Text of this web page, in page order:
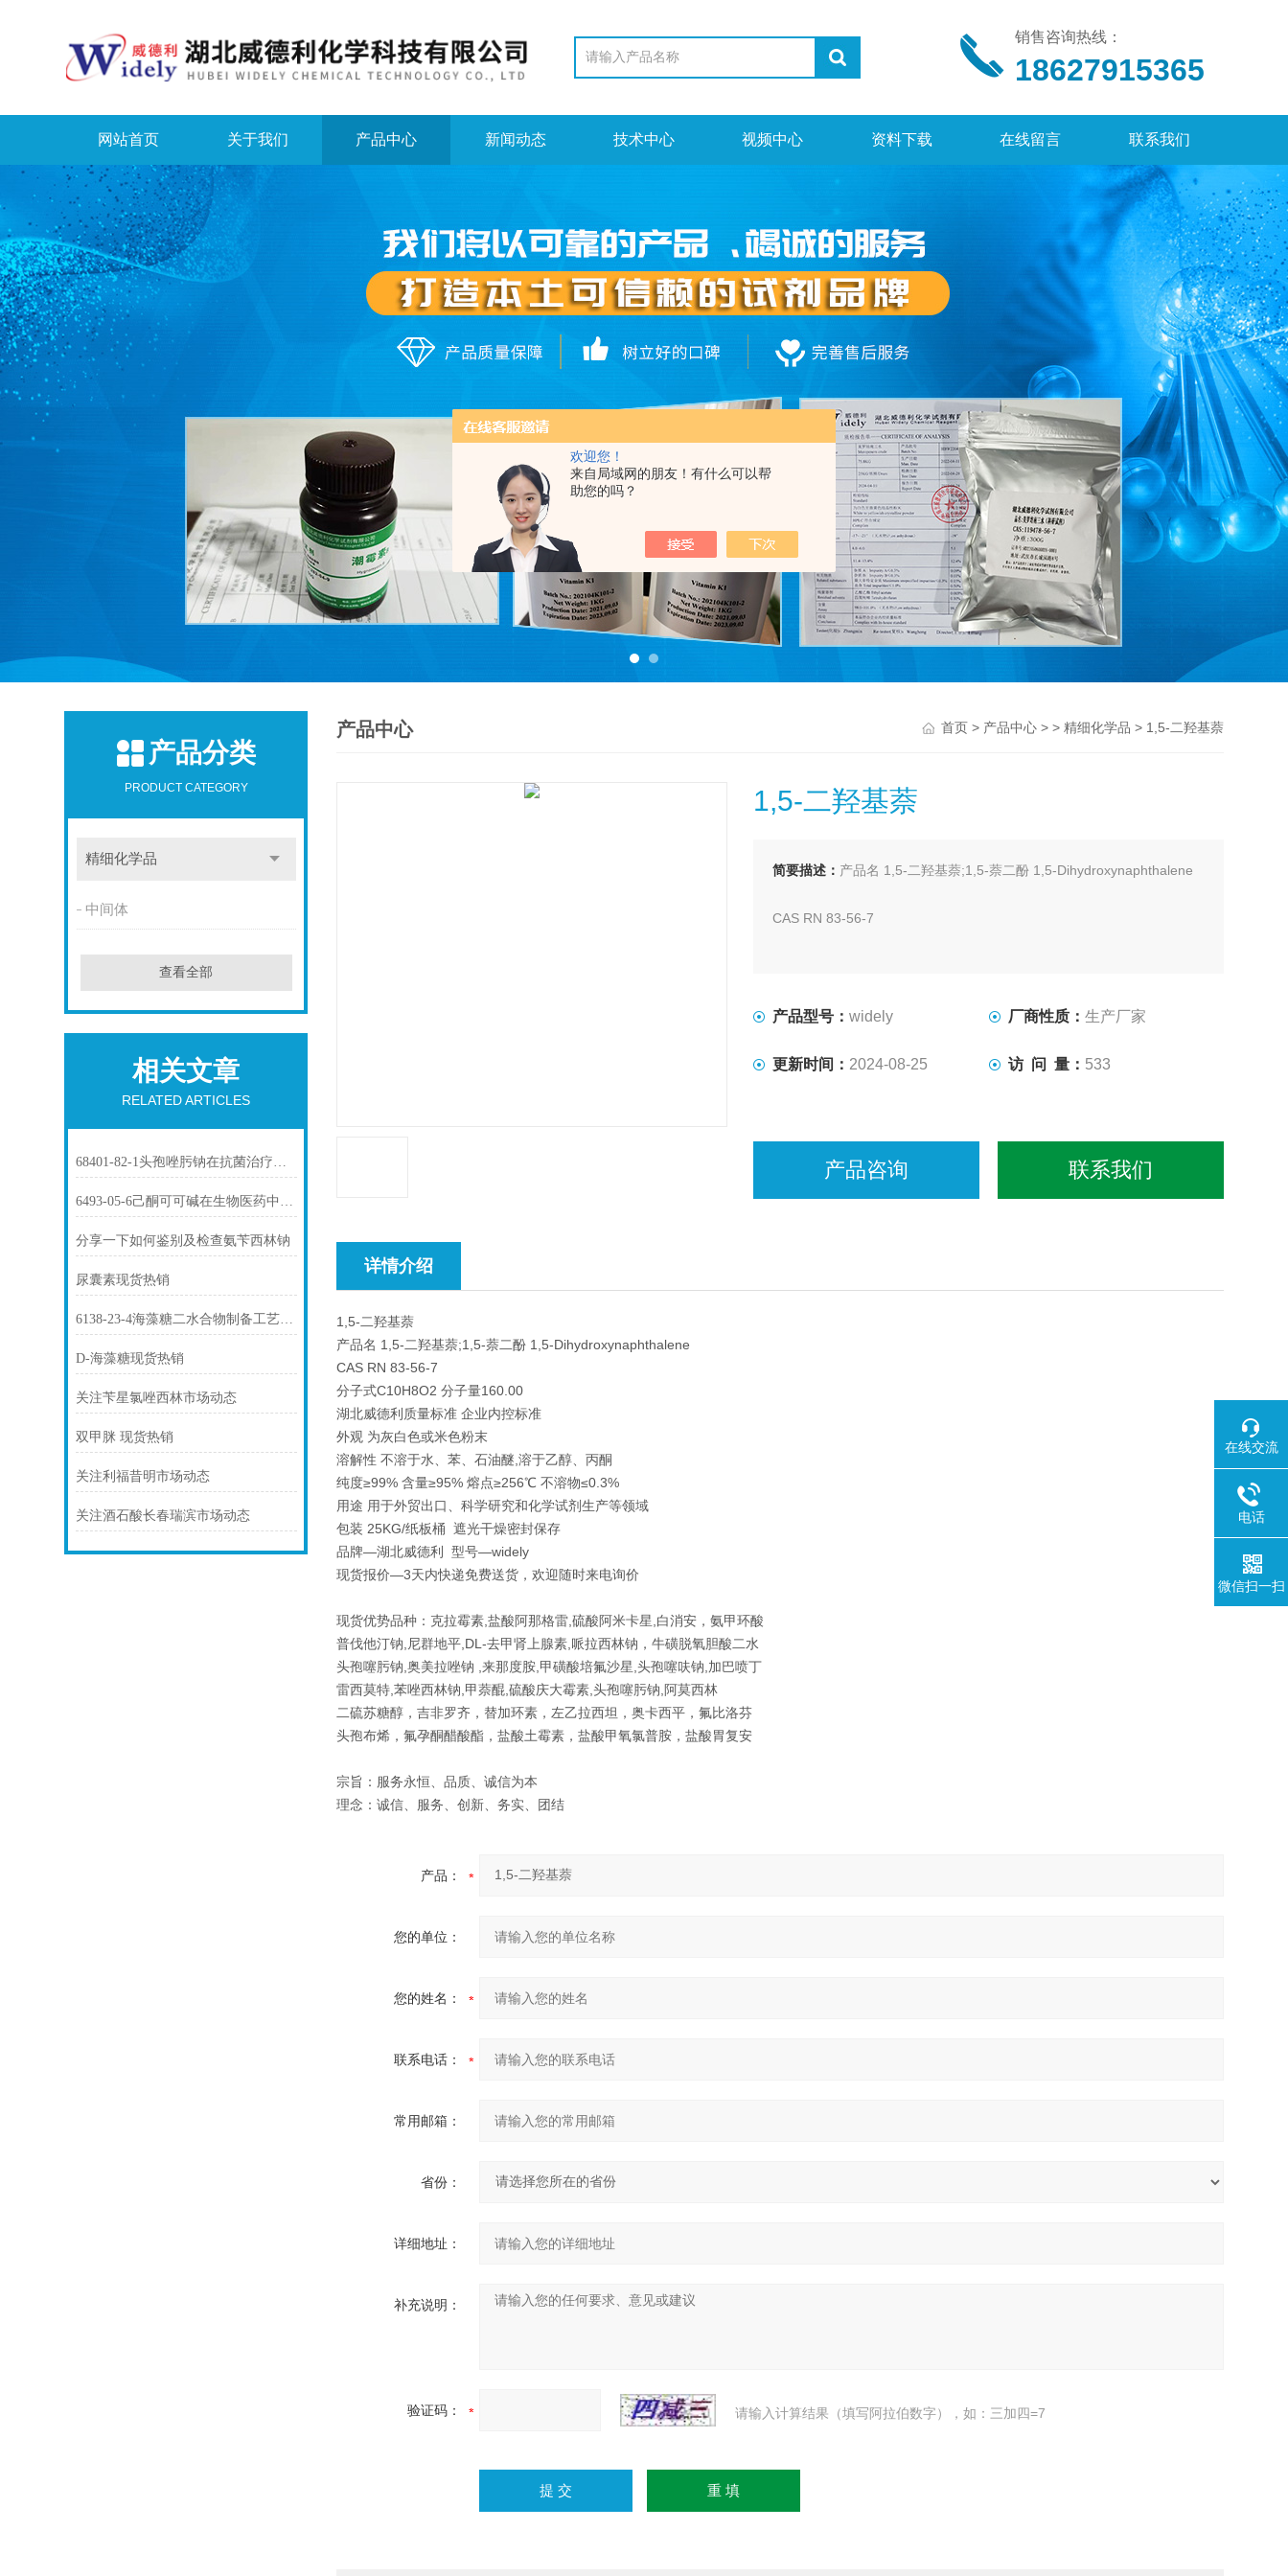
欢迎您！
来自局域网的朋友！有什么可以帮
助您的吗？
销售咨询热线：
18627915365
网站首页 关于我们 产品中心 新闻动态 技术中心 视频中心 资料下载 在线留言 联系我们
产品分类
PRODUCT CATEGORY
精细化学品
中间体
查看全部
相关文章
RELATED ARTICLES
68401-82-1头孢唑肟钠在抗菌治疗中的应用
6493-05-6己酮可可碱在生物医药中的应用
分享一下如何鉴别及检查氨苄西林钠
尿囊素现货热销
6138-23-4海藻糖二水合物制备工艺与质量控制要点
D-海藻糖现货热销
关注苄星氯唑西林市场动态
双甲脒 现货热销
关注利福昔明市场动态
关注酒石酸长春瑞滨市场动态
产品中心 首页> 产品中心> > 精细化学品 > 1,5-二羟基萘
1,5-二羟基萘
简要描述： 产品名 1,5-二羟基萘;1,5-萘二酚 1,5-Dihydroxynaphthalene
CAS RN 83-56-7
湖北威德利质量标准 企业内控标准
外观 为灰白色或米色粉末
产品型号：widely 厂商性质： 生产厂家
更新时间： 2024-08-25 访 问 量： 533
产品咨询 联系我们
详情介绍
1,5-二羟基萘
产品名 1,5-二羟基萘;1,5-萘二酚 1,5-Dihydroxynaphthalene
CAS RN 83-56-7
分子式C10H8O2 分子量160.00
湖北威德利质量标准 企业内控标准
外观 为灰白色或米色粉末
溶解性 不溶于水、苯、石油醚,溶于乙醇、丙酮
纯度≥99% 含量≥95% 熔点≥256℃ 不溶物≤0.3%
用途 用于外贸出口、科学研究和化学试剂生产等领域
包装 25KG/纸板桶 遮光干燥密封保存
品牌—湖北威德利 型号—widely
现货报价—3天内快递免费送货，欢迎随时来电询价
现货优势品种：克拉霉素,盐酸阿那格雷,硫酸阿米卡星,白消安，氨甲环酸
普伐他汀钠,尼群地平,DL-去甲肾上腺素,哌拉西林钠，牛磺脱氧胆酸二水
头孢噻肟钠,奥美拉唑钠 ,来那度胺,甲磺酸培氟沙星,头孢噻呋钠,加巴喷丁
雷西莫特,苯唑西林钠,甲萘醌,硫酸庆大霉素,头孢噻肟钠,阿莫西林
二硫苏糖醇，吉非罗齐，替加环素，左乙拉西坦，奥卡西平，氟比洛芬
头孢布烯，氟孕酮醋酸酯，盐酸土霉素，盐酸甲氧氯普胺，盐酸胃复安
宗旨：服务永恒、品质、诚信为本
理念：诚信、服务、创新、务实、团结
产品：
您的单位：
您的姓名：
联系电话：
常用邮箱：
省份：
详细地址：
补充说明：
验证码： 请输入计算结果（填写阿拉伯数字），如：三加四=7
在线交流
电话
微信扫一扫